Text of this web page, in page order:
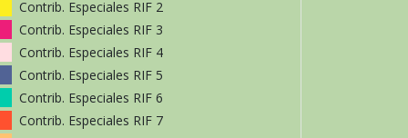
Contrib. Especiales RIF 2
Contrib. Especiales RIF 3
Contrib. Especiales RIF 4
Contrib. Especiales RIF 5
Contrib. Especiales RIF 6
Contrib. Especiales RIF 7